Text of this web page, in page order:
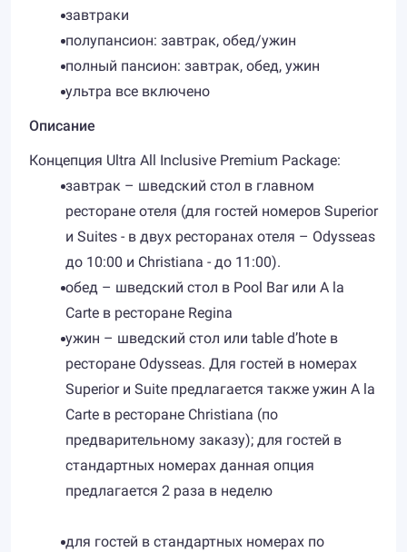
завтраки
полупансион: завтрак, обед/ужин
полный пансион: завтрак, обед, ужин
ультра все включено
Описание
Концепция Ultra All Inclusive Premium Package:
завтрак – шведский стол в главном
ресторане отеля (для гостей номеров Superior
и Suites - в двух ресторанах отеля – Odysseas
до 10:00 и Christiana - до 11:00).
обед – шведский стол в Pool Bar или A la
Carte в ресторане Regina
ужин – шведский стол или table d’hote в
ресторане Odysseas. Для гостей в номерах
Superior и Suite предлагается также ужин A la
Carte в ресторане Christiana (по
предварительному заказу); для гостей в
стандартных номерах данная опция
предлагается 2 раза в неделю
для гостей в стандартных номерах по